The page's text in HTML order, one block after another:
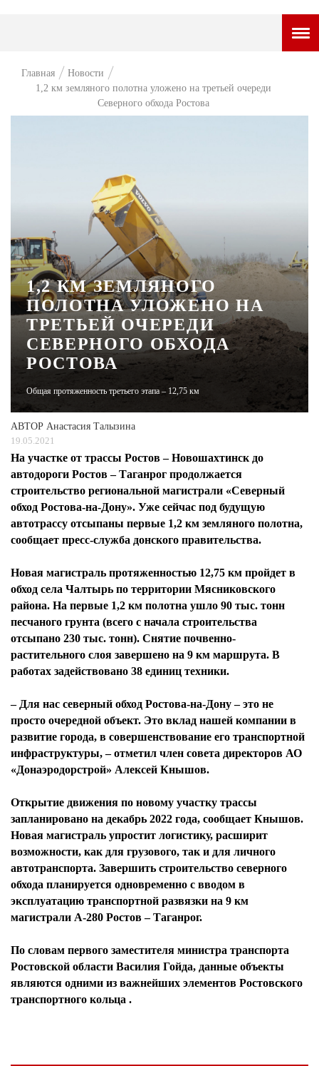
НОВОСТИ
ХАЙП
ЧЕЛОВЕК ОСОБЕННЫЙ
КУЛЬТ ЕДЫ
АФИША
ЖУРНАЛ
Главная
Новости
1,2 км земляного полотна уложено на третьей очереди
Северного обхода Ростова
1,2 КМ ЗЕМЛЯНОГО
ПОЛОТНА УЛОЖЕНО НА
ТРЕТЬЕЙ ОЧЕРЕДИ
СЕВЕРНОГО ОБХОДА
РОСТОВА
Общая протяженность третьего этапа – 12,75 км
АВТОР Анастасия Талызина
19.05.2021
На участке от трассы Ростов – Новошахтинск до
автодороги Ростов – Таганрог продолжается
строительство региональной магистрали «Северный
обход Ростова-на-Дону». Уже сейчас под будущую
автотрассу отсыпаны первые 1,2 км земляного полотна,
сообщает пресс-служба донского правительства.
Новая магистраль протяженностью 12,75 км пройдет в
обход села Чалтырь по территории Мясниковского
района. На первые 1,2 км полотна ушло 90 тыс. тонн
песчаного грунта (всего с начала строительства
отсыпано 230 тыс. тонн). Снятие почвенно-
растительного слоя завершено на 9 км маршрута. В
работах задействовано 38 единиц техники.
– Для нас северный обход Ростова-на-Дону – это не
просто очередной объект. Это вклад нашей компании в
развитие города, в совершенствование его транспортной
инфраструктуры, – отметил член совета директоров АО
«Донаэродорстрой» Алексей Кнышов.
Открытие движения по новому участку трассы
запланировано на декабрь 2022 года, сообщает Кнышов.
Новая магистраль упростит логистику, расширит
возможности, как для грузового, так и для личного
автотранспорта. Завершить строительство северного
обхода планируется одновременно с вводом в
эксплуатацию транспортной развязки на 9 км
магистрали А-280 Ростов – Таганрог.
По словам первого заместителя министра транспорта
Ростовской области Василия Гойда, данные объекты
являются одними из важнейших элементов Ростовского
транспортного кольца .